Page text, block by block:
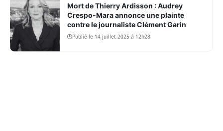
Mort de Thierry Ardisson : Audrey
Crespo-Mara annonce une plainte
contre le journaliste Clément Garin
Publié le 14 juillet 2025 à 12h28